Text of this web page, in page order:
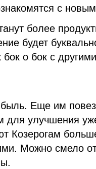
с
более
будет
бок о бок с
Еще им
для улучшения
Козерогам
Можно смело